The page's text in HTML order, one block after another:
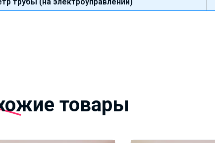
товары